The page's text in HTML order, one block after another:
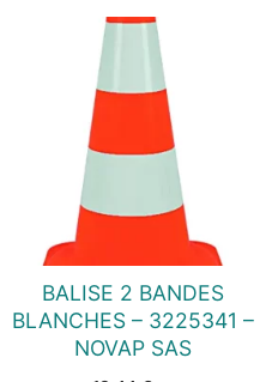
BALISE 2 BANDES
BLANCHES – 3225341 –
NOVAP SAS